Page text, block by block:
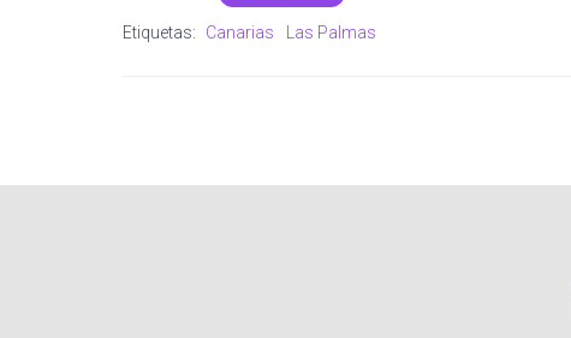
Etiquetas: Canarias Las Palmas